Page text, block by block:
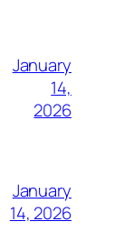
January
14,
2026
January
14, 2026